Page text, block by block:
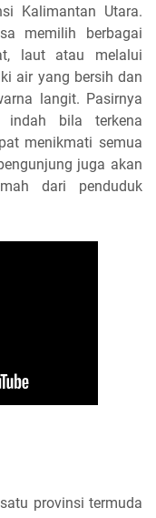
Kalimantan Utara.
memilih berbagai
laut atau melalui
air yang bersih dan
langit. Pasirnya
bila terkena
menikmati semua
juga akan
dari penduduk
provinsi termuda